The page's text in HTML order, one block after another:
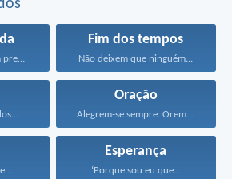
Assim, vocês também precisam...
Fim dos tempos
Não deixem que ninguém...
Oração
Alegrem-se sempre. Orem continuamente...
Esperança
‘Porque sou eu que...